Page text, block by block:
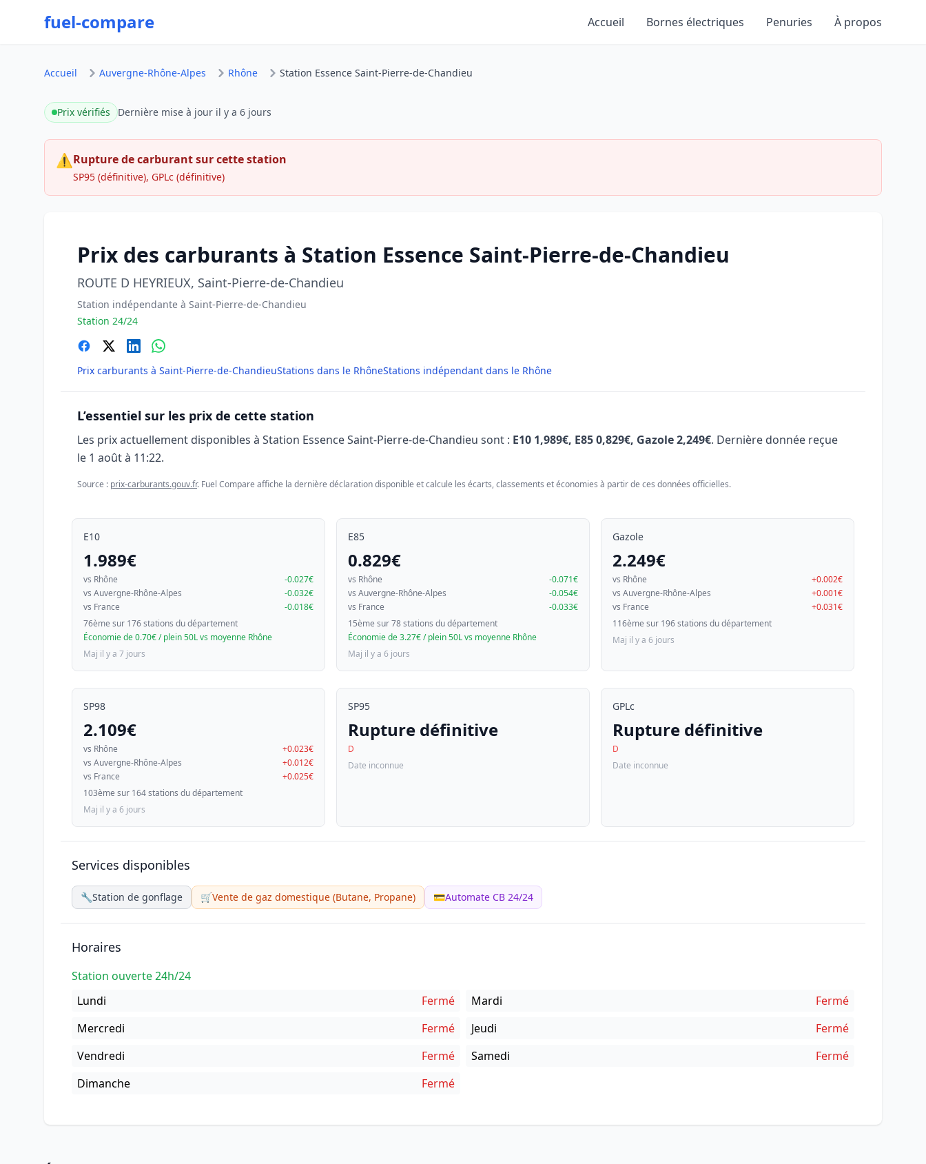
fuel-compare Accueil Bornes électriques Penuries À propos
Accueil Auvergne-Rhône-Alpes Rhône Station Essence Saint-Pierre-de-Chandieu
Prix vérifiés Dernière mise à jour il y a 6 jours
⚠Rupture de carburant sur cette station
SP95 (définitive), GPLc (définitive)
Prix des carburants à Station Essence Saint-Pierre-de-Chandieu
ROUTE D HEYRIEUX, Saint-Pierre-de-Chandieu
Station indépendante à Saint-Pierre-de-Chandieu
Station 24/24
Prix carburants à Saint-Pierre-de-ChandieuStations dans le RhôneStations indépendant dans le Rhône
L’essentiel sur les prix de cette station
Les prix actuellement disponibles à Station Essence Saint-Pierre-de-Chandieu sont : E10 1,989€, E85 0,829€, Gazole 2,249€. Dernière donnée reçue
le 1 août à 11:22.
Source : prix-carburants.gouv.fr. Fuel Compare affiche la dernière déclaration disponible et calcule les écarts, classements et économies à partir de ces données officielles.
E10
1.989€
vs Rhône
-0.027€
vs Auvergne-Rhône-Alpes
-0.032€
vs France
-0.018€
76ème sur 176 stations du département
Économie de 0.70€ / plein 50L vs moyenne Rhône
Maj il y a 7 jours
E85
0.829€
vs Rhône
-0.071€
vs Auvergne-Rhône-Alpes
-0.054€
vs France
-0.033€
15ème sur 78 stations du département
Économie de 3.27€ / plein 50L vs moyenne Rhône
Maj il y a 6 jours
Gazole
2.249€
vs Rhône
+0.002€
vs Auvergne-Rhône-Alpes
+0.001€
vs France
+0.031€
116ème sur 196 stations du département
Maj il y a 6 jours
SP98
2.109€
vs Rhône
+0.023€
vs Auvergne-Rhône-Alpes
+0.012€
vs France
+0.025€
103ème sur 164 stations du département
Maj il y a 6 jours
SP95
Rupture définitive
D
Date inconnue
GPLc
Rupture définitive
D
Date inconnue
Services disponibles
🔧Station de gonflage 🛒Vente de gaz domestique (Butane, Propane) 💳Automate CB 24/24
Horaires
Station ouverte 24h/24
Lundi
Fermé Mardi
Fermé
Mercredi
Fermé Jeudi
Fermé
Vendredi
Fermé Samedi
Fermé
Dimanche
Fermé